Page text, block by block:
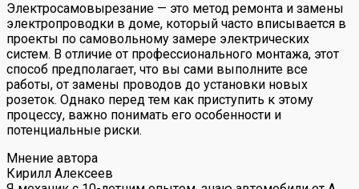
Электросамовырезание — это метод ремонта и замены
электропроводки в доме, который часто вписывается в
проекты по самовольному замере электрических
систем. В отличие от профессионального монтажа, этот
способ предполагает, что вы сами выполните все
работы, от замены проводов до установки новых
розеток. Однако перед тем как приступить к этому
процессу, важно понимать его особенности и
потенциальные риски.
Мнение автора
Кирилл Алексеев